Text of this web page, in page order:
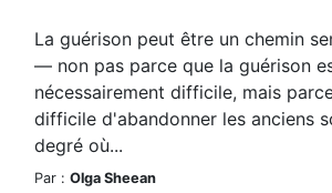
La guérison peut être un chemin
— non pas parce que la guérison
nécessairement difficile, mais
difficile d'abandonner les anciens
degré où...
Par : Olga Sheean